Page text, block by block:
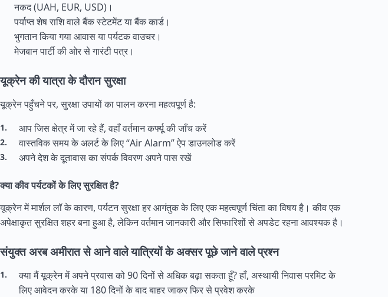
नकद (UAH, EUR, USD)।
पर्याप्त शेष राशि वाले बैंक स्टेटमेंट या बैंक कार्ड।
भुगतान किया गया आवास या पर्यटक वाउचर।
मेजबान पार्टी की ओर से गारंटी पत्र।
यूक्रेन की यात्रा के दौरान सुरक्षा
यूक्रेन पहुँचने पर, सुरक्षा उपायों का पालन करना महत्वपूर्ण है:
आप जिस क्षेत्र में जा रहे हैं, वहाँ वर्तमान कर्फ्यू की जाँच करें
वास्तविक समय के अलर्ट के लिए “Air Alarm” ऐप डाउनलोड करें
अपने देश के दूतावास का संपर्क विवरण अपने पास रखें
क्या कीव पर्यटकों के लिए सुरक्षित है?
यूक्रेन में मार्शल लॉ के कारण, पर्यटन सुरक्षा हर आगंतुक के लिए एक महत्वपूर्ण चिंता का विषय है। कीव एक
अपेक्षाकृत सुरक्षित शहर बना हुआ है, लेकिन वर्तमान जानकारी और सिफारिशों से अपडेट रहना आवश्यक है।
संयुक्त अरब अमीरात से आने वाले यात्रियों के अक्सर पूछे जाने वाले प्रश्न
क्या मैं यूक्रेन में अपने प्रवास को 90 दिनों से अधिक बढ़ा सकता हूँ? हाँ, अस्थायी निवास परमिट के
लिए आवेदन करके या 180 दिनों के बाद बाहर जाकर फिर से प्रवेश करके